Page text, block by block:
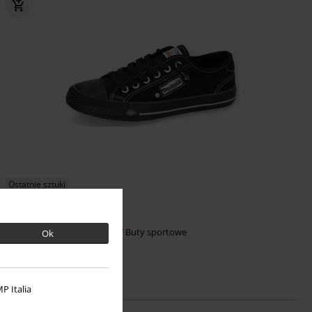
Ok
Italia
Ostatnie sztuki
Dockers by Gerli Buty sportowe